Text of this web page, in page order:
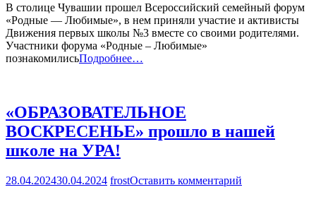
ШКОЛЫ
N°3
НА
В столице Чувашии прошел Всероссийский семейный форум
«Родные — Любимые», в нем приняли участие и активисты
Движения первых школы №3 вместе со своими родителями.
Участники форума «Родные – Любимые»
познакомилисьПодробнее…
«ОБРАЗОВАТЕЛЬНОЕ
ВОСКРЕСЕНЬЕ» прошло в нашей
школе на УРА!
28.04.202430.04.2024 frostОставить комментарий